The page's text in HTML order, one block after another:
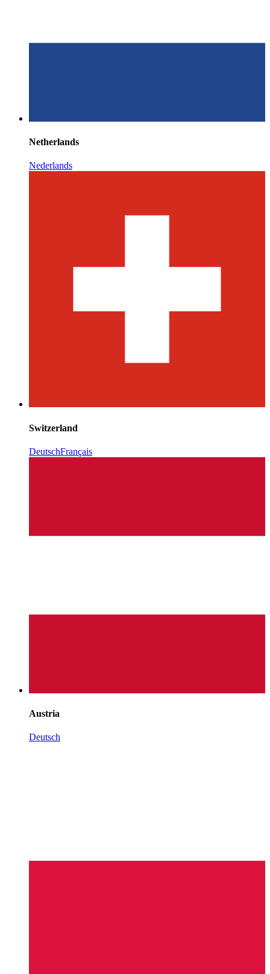
Netherlands
Nederlands
Switzerland
DeutschFrançais
Austria
Deutsch